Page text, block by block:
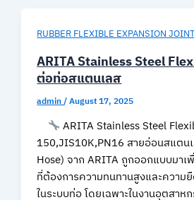
RUBBER FLEXIBLE EXPANSION
ARITA Stainless Steel
ต่อท่อสแตนเลส
admin/August 17, 2025
ARITA Stainless Steel
150,JIS10K,PN16 สายอ่อนสแตน
Hose) จาก ARITA ถูกออกแบบมาเ
ที่ต้องการความทนทานสูงและความ
ในระบบท่อ โดยเฉพาะในงานอุตสา